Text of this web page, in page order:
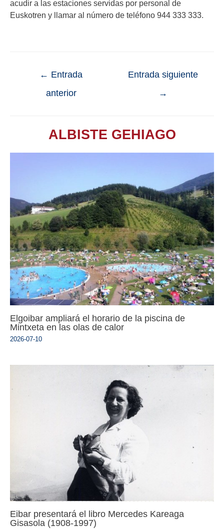
acudir a las estaciones servidas por personal de
Euskotren y llamar al número de teléfono 944 333 333.
← Entrada
anterior
Entrada siguiente
→
ALBISTE GEHIAGO
Elgoibar ampliará el horario de la piscina de
Mintxeta en las olas de calor
2026-07-10
Eibar presentará el libro Mercedes Kareaga
Gisasola (1908-1997)